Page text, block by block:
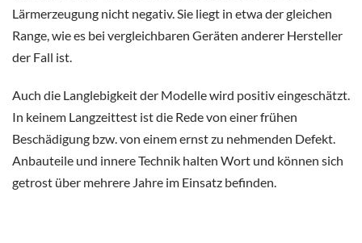
Lärmerzeugung nicht negativ. Sie liegt in etwa der gleichen
Range, wie es bei vergleichbaren Geräten anderer Hersteller
der Fall ist.
Auch die Langlebigkeit der Modelle wird positiv eingeschätzt.
In keinem Langzeittest ist die Rede von einer frühen
Beschädigung bzw. von einem ernst zu nehmenden Defekt.
Anbauteile und innere Technik halten Wort und können sich
getrost über mehrere Jahre im Einsatz befinden.